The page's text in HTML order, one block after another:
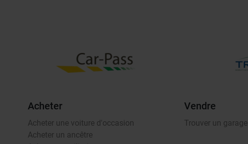
Acheter
Acheter une voiture d'occasion
Acheter un ancêtre
Vendre
Trouver un garage